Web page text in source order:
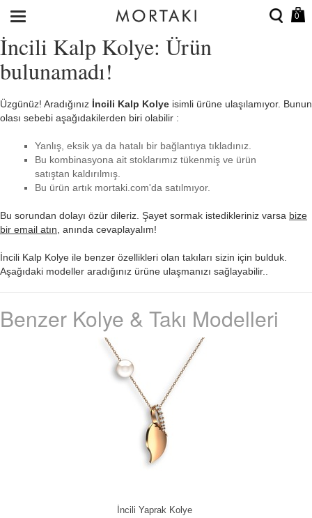
0
İncili Kalp Kolye: Ürün
bulunamadı!
Üzgünüz! Aradığınız İncili Kalp Kolye isimli ürüne ulaşılamıyor. Bunun
olası sebebi aşağıdakilerden biri olabilir :
Yanlış, eksik ya da hatalı bir bağlantıya tıkladınız.
Bu kombinasyona ait stoklarımız tükenmiş ve ürün
satıştan kaldırılmış.
Bu ürün artık mortaki.com'da satılmıyor.
Bu sorundan dolayı özür dileriz. Şayet sormak istedikleriniz varsa bize
bir email atın , anında cevaplayalım!
İncili Kalp Kolye ile benzer özellikleri olan takıları sizin için bulduk.
Aşağıdaki modeller aradığınız ürüne ulaşmanızı sağlayabilir..
Benzer Kolye & Takı Modelleri
İncili Yaprak Kolye